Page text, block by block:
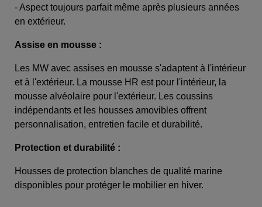
- Aspect toujours parfait même après plusieurs années
en extérieur.
Assise en mousse :
Les MW avec assises en mousse s'adaptent à l'intérieur
et à l'extérieur. La mousse HR est pour l'intérieur, la
mousse alvéolaire pour l'extérieur. Les coussins
indépendants et les housses amovibles offrent
personnalisation, entretien facile et durabilité.
Protection et durabilité :
Housses de protection blanches de qualité marine
disponibles pour protéger le mobilier en hiver.